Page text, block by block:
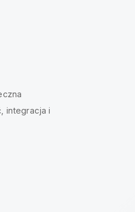
integracja i